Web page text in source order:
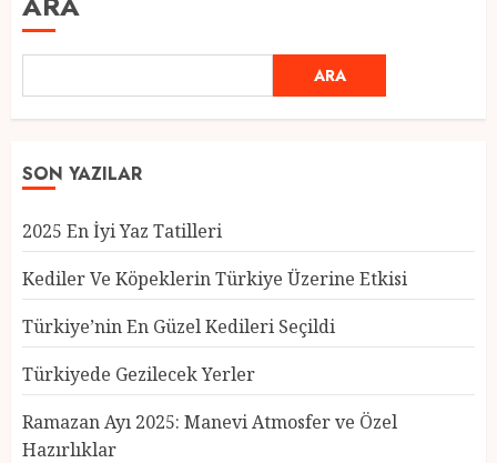
ARA
SON YAZILAR
2025 En İyi Yaz Tatilleri
Kediler Ve Köpeklerin Türkiye Üzerine Etkisi
Türkiye’nin En Güzel Kedileri Seçildi
Türkiyede Gezilecek Yerler
Ramazan Ayı 2025: Manevi Atmosfer ve Özel
Hazırlıklar
Türkiye’nin En Güzel Kedileri
Seçildi
12 MART 2025